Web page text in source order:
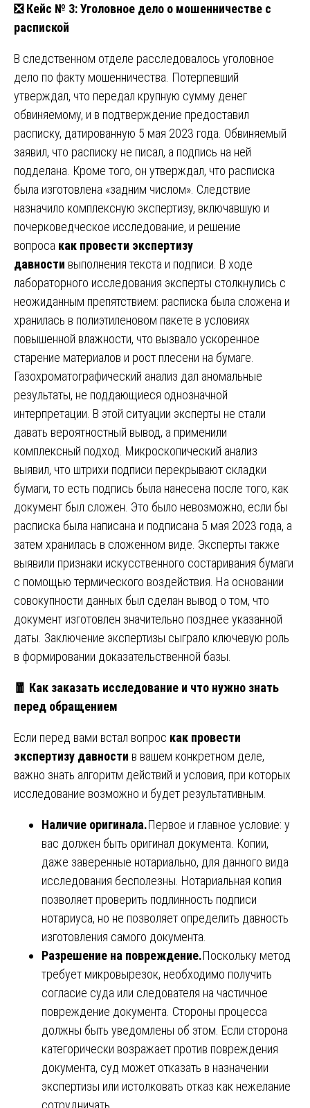
❎Кейс № 3: Уголовное дело о мошенничестве с
распиской
В следственном отделе расследовалось уголовное
дело по факту мошенничества. Потерпевший
утверждал, что передал крупную сумму денег
обвиняемому, и в подтверждение предоставил
расписку, датированную 5 мая 2023 года. Обвиняемый
заявил, что расписку не писал, а подпись на ней
подделана. Кроме того, он утверждал, что расписка
была изготовлена «задним числом». Следствие
назначило комплексную экспертизу, включавшую и
почерковедческое исследование, и решение
вопроса как провести экспертизу
давности выполнения текста и подписи. В ходе
лабораторного исследования эксперты столкнулись с
неожиданным препятствием: расписка была сложена и
хранилась в полиэтиленовом пакете в условиях
повышенной влажности, что вызвало ускоренное
старение материалов и рост плесени на бумаге.
Газохроматографический анализ дал аномальные
результаты, не поддающиеся однозначной
интерпретации. В этой ситуации эксперты не стали
давать вероятностный вывод, а применили
комплексный подход. Микроскопический анализ
выявил, что штрихи подписи перекрывают складки
бумаги, то есть подпись была нанесена после того, как
документ был сложен. Это было невозможно, если бы
расписка была написана и подписана 5 мая 2023 года, а
затем хранилась в сложенном виде. Эксперты также
выявили признаки искусственного состаривания бумаги
с помощью термического воздействия. На основании
совокупности данных был сделан вывод о том, что
документ изготовлен значительно позднее указанной
даты. Заключение экспертизы сыграло ключевую роль
в формировании доказательственной базы.
🧧 Как заказать исследование и что нужно знать
перед обращением
Если перед вами встал вопрос как провести
экспертизу давности в вашем конкретном деле,
важно знать алгоритм действий и условия, при которых
исследование возможно и будет результативным.
Наличие оригинала.Первое и главное условие: у
вас должен быть оригинал документа. Копии,
даже заверенные нотариально, для данного вида
исследования бесполезны. Нотариальная копия
позволяет проверить подлинность подписи
нотариуса, но не позволяет определить давность
изготовления самого документа.
Разрешение на повреждение.Поскольку метод
требует микровырезок, необходимо получить
согласие суда или следователя на частичное
повреждение документа. Стороны процесса
должны быть уведомлены об этом. Если сторона
категорически возражает против повреждения
документа, суд может отказать в назначении
экспертизы или истолковать отказ как нежелание
сотрудничать.